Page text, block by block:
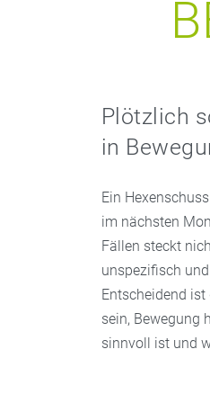
Plötzlich
in
Ein
im nächsten
Fällen steckt
unspezifisch
Entscheidend
sein, Bewegung
sinnvoll ist und